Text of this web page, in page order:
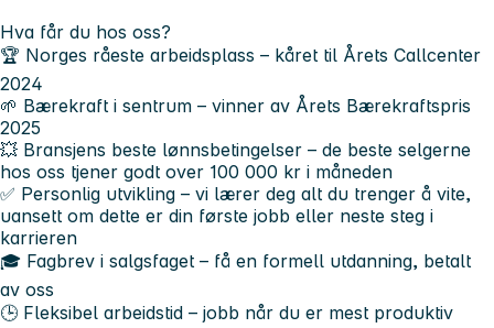
Hva får du hos oss?
🏆 Norges råeste arbeidsplass – kåret til Årets Callcenter
2024
🌱 Bærekraft i sentrum – vinner av Årets Bærekraftspris
2025
💥 Bransjens beste lønnsbetingelser – de beste selgerne
hos oss tjener godt over 100 000 kr i måneden
✅ Personlig utvikling – vi lærer deg alt du trenger å vite,
uansett om dette er din første jobb eller neste steg i
karrieren
🎓 Fagbrev i salgsfaget – få en formell utdanning, betalt
av oss
🕒 Fleksibel arbeidstid – jobb når du er mest produktiv